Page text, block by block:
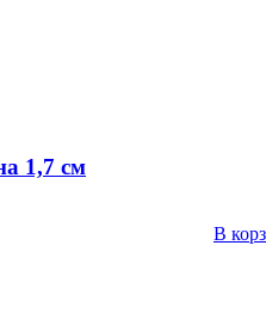
1,7 см
В